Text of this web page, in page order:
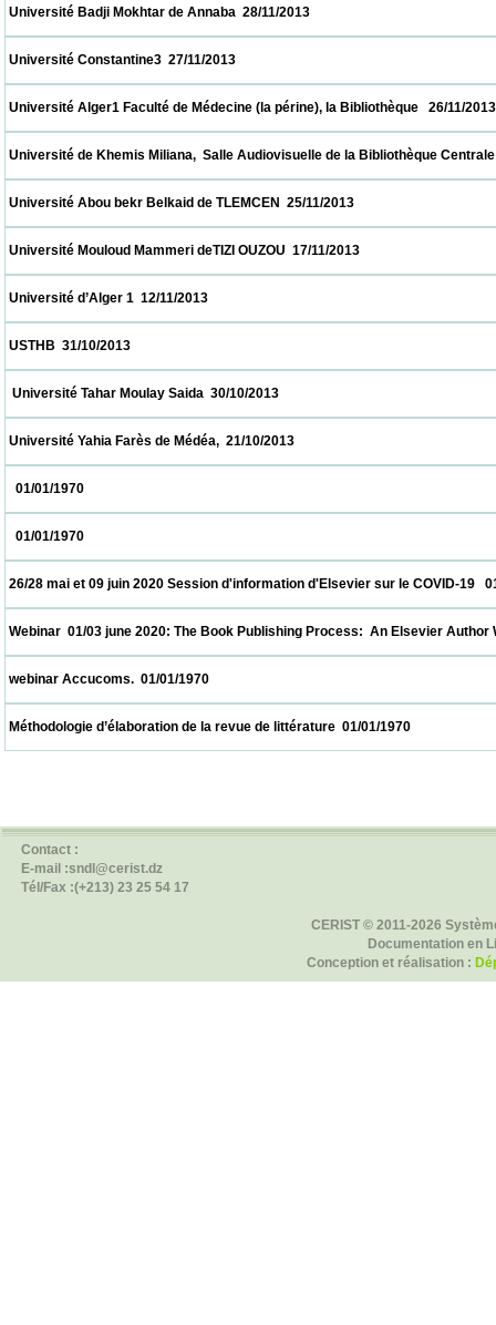
Université Badji Mokhtar de Annaba  28/11/2013
Université Constantine3  27/11/2013
Université Alger1 Faculté de Médecine (la périne), la
Université de Khemis Miliana,  Salle Audiovisuelle de la
Université Abou bekr Belkaid de TLEMCEN  25/11/2013
Université Mouloud Mammeri deTIZI OUZOU  17/11/2013
Université d’Alger 1  12/11/2013
USTHB  31/10/2013
Université Tahar Moulay Saida  30/10/2013
Université Yahia Farès de Médéa,  21/10/2013
01/01/1970
01/01/1970
26/28 mai et 09 juin 2020 Session d'information d'Elsevier sur le
Webinar  01/03 june 2020: The Book Publishing Process:  An
webinar Accucoms.  01/01/1970
Méthodologie d’élaboration de la revue de littérature  01/01/
Contact :
E-mail :sndl@cerist.dz
Tél/Fax :(+213) 23 25 54 17
CERIST © 2011-2026
Documentation en
Conception et réalisation :